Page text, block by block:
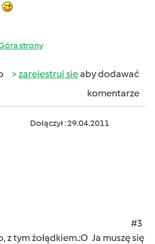
strony
zarejestruj sięaby dodawać
komentarze
Dołączył : 29.04.2011
#3
z tym żołądkiem.:O Ja muszę się